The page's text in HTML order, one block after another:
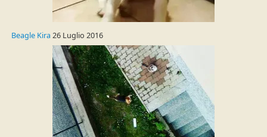
Beagle Kira 26 Luglio 2016